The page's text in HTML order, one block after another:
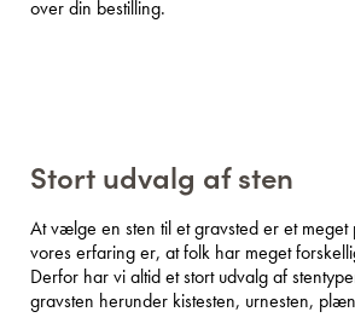
over din bestilling.
Stort udvalg af sten
At vælge en sten til et gravsted er et
vores erfaring er, at folk har meget
Derfor har vi altid et stort udvalg af
gravsten herunder kistesten, urnesten,